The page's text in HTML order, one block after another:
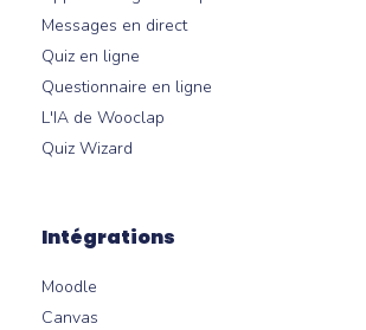
Messages en direct
Quiz en ligne
Questionnaire en ligne
L'IA de Wooclap
Quiz Wizard
Intégrations
Moodle
Canvas